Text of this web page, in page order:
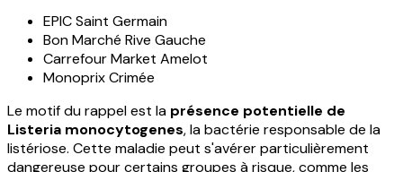
EPIC Saint Germain
Bon Marché Rive Gauche
Carrefour Market Amelot
Monoprix Crimée
Le motif du rappel est la présence potentielle de
Listeria monocytogenes, la bactérie responsable de la
listériose. Cette maladie peut s'avérer particulièrement
dangereuse pour certains groupes à risque, comme les